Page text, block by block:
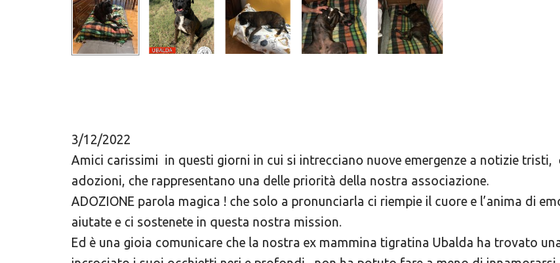
3/12/2022
Amici carissimi in questi giorni in cui si intrecciano nuove emergenze a notizie
adozioni, che rappresentano una delle priorità della nostra associazione.
ADOZIONE parola magica ! che solo a pronunciarla ci riempie il cuore e l’anima di
aiutate e ci sostenete in questa nostra mission.
Ed è una gioia comunicare che la nostra ex mammina tigratina Ubalda ha trovato